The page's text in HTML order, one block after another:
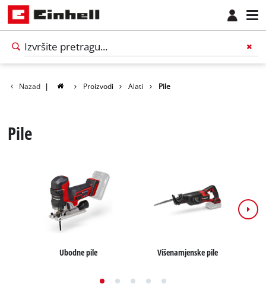
Nazad | Proizvodi Alati Pile
Pile
Ubodne pile Višenamjenske pile